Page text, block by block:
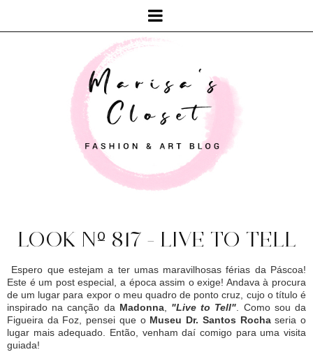
LOOK Nº 817 - LIVE TO TELL
Espero que estejam a ter umas maravilhosas férias da Páscoa!
Este é um post especial, a época assim o exige! Andava à procura
de um lugar para expor o meu quadro de ponto cruz, cujo o título é
inspirado na canção da Madonna, "Live to Tell". Como sou da
Figueira da Foz, pensei que oMuseu Dr. Santos Rochaseria o
lugar mais adequado. Então, venham daí comigo para uma visita
guiada!